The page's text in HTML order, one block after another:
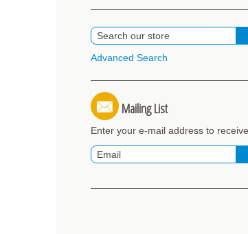
Advanced Search
Mailing List
Enter your e-mail address to